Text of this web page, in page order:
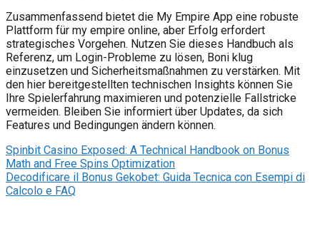
Zusammenfassend bietet die My Empire App eine robuste
Plattform für my empire online, aber Erfolg erfordert
strategisches Vorgehen. Nutzen Sie dieses Handbuch als
Referenz, um Login-Probleme zu lösen, Boni klug
einzusetzen und Sicherheitsmaßnahmen zu verstärken. Mit
den hier bereitgestellten technischen Insights können Sie
Ihre Spielerfahrung maximieren und potenzielle Fallstricke
vermeiden. Bleiben Sie informiert über Updates, da sich
Features und Bedingungen ändern können.
Spinbit Casino Exposed: A Technical Handbook on Bonus
Math and Free Spins Optimization
Decodificare il Bonus Gekobet: Guida Tecnica con Esempi di
Calcolo e FAQ